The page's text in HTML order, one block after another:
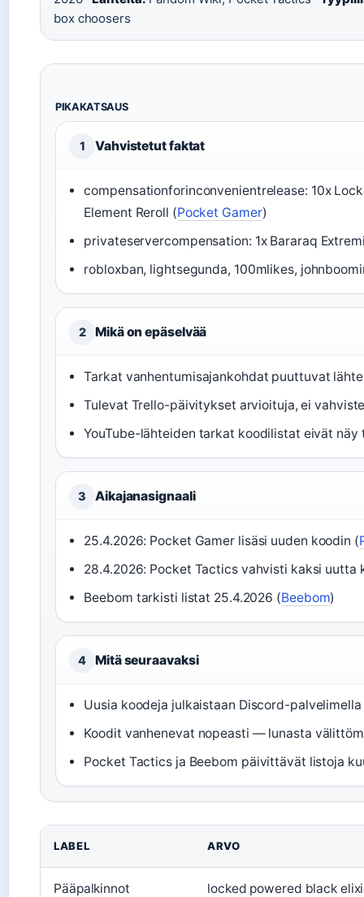
box choosers
PIKAKATSAUS
1 Vahvistetut faktat
compensationforinconvenientrelease: 10x
Element Reroll (Pocket Gamer)
privateservercompensation: 1x Bararaq
robloxban, lightsegunda, 100mlikes,
2 Mikä on epäselvää
Tarkat vanhentumisajankohdat puuttuvat
Tulevat Trello-päivitykset arvioituja, ei
YouTube-lähteiden tarkat koodilistat eivät näy
3 Aikajanasignaali
25.4.2026: Pocket Gamer lisäsi uuden koodin (
28.4.2026: Pocket Tactics vahvisti kaksi uutta
Beebom tarkisti listat 25.4.2026 (Beebom)
4 Mitä seuraavaksi
Uusia koodeja julkaistaan Discord-
Koodit vanhenevat nopeasti — lunasta
Pocket Tactics ja Beebom päivittävät listoja
LABEL ARVO
Pääpalkinnot locked powered black